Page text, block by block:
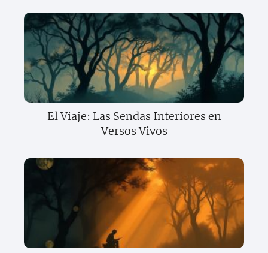
El Viaje: Las Sendas Interiores en
Versos Vivos